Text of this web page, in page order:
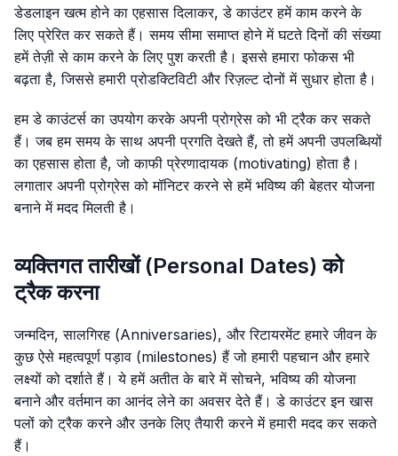
डेडलाइन खत्म होने का एहसास दिलाकर, डे काउंटर हमें काम करने के
लिए प्रेरित कर सकते हैं। समय सीमा समाप्त होने में घटते दिनों की संख्या
हमें तेज़ी से काम करने के लिए पुश करती है। इससे हमारा फोकस भी
बढ़ता है, जिससे हमारी प्रोडक्टिविटी और रिज़ल्ट दोनों में सुधार होता है।
हम डे काउंटर्स का उपयोग करके अपनी प्रोग्रेस को भी ट्रैक कर सकते
हैं। जब हम समय के साथ अपनी प्रगति देखते हैं, तो हमें अपनी उपलब्धियों
का एहसास होता है, जो काफी प्रेरणादायक (motivating) होता है।
लगातार अपनी प्रोग्रेस को मॉनिटर करने से हमें भविष्य की बेहतर योजना
बनाने में मदद मिलती है।
व्यक्तिगत तारीखों (Personal Dates) को
ट्रैक करना
जन्मदिन, सालगिरह (Anniversaries), और रिटायरमेंट हमारे जीवन के
कुछ ऐसे महत्वपूर्ण पड़ाव (milestones) हैं जो हमारी पहचान और हमारे
लक्ष्यों को दर्शाते हैं। ये हमें अतीत के बारे में सोचने, भविष्य की योजना
बनाने और वर्तमान का आनंद लेने का अवसर देते हैं। डे काउंटर इन खास
पलों को ट्रैक करने और उनके लिए तैयारी करने में हमारी मदद कर सकते
हैं।